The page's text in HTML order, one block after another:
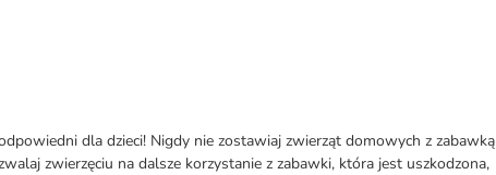
dla dzieci! Nigdy nie zostawiaj zwierząt domowych z zabawką
zwierzęciu na dalsze korzystanie z zabawki, która jest uszkodzona,